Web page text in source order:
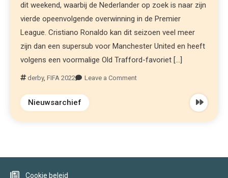
dit weekend, waarbij de Nederlander op zoek is naar zijn
vierde opeenvolgende overwinning in de Premier
League. Cristiano Ronaldo kan dit seizoen veel meer
zijn dan een supersub voor Manchester United en heeft
volgens een voormalige Old Trafford-favoriet […]
derby,FIFA 2022 Leave a Comment
Nieuwsarchief
Cookie beleid